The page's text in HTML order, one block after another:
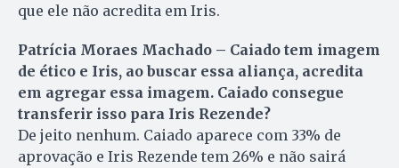
que ele não acredita em Iris.
Patrícia Moraes Machado – Caiado tem imagem
de ético e Iris, ao buscar essa aliança, acredita
em agregar essa imagem. Caiado consegue
transferir isso para Iris Rezende?
De jeito nenhum. Caiado aparece com 33% de
aprovação e Iris Rezende tem 26% e não sairá